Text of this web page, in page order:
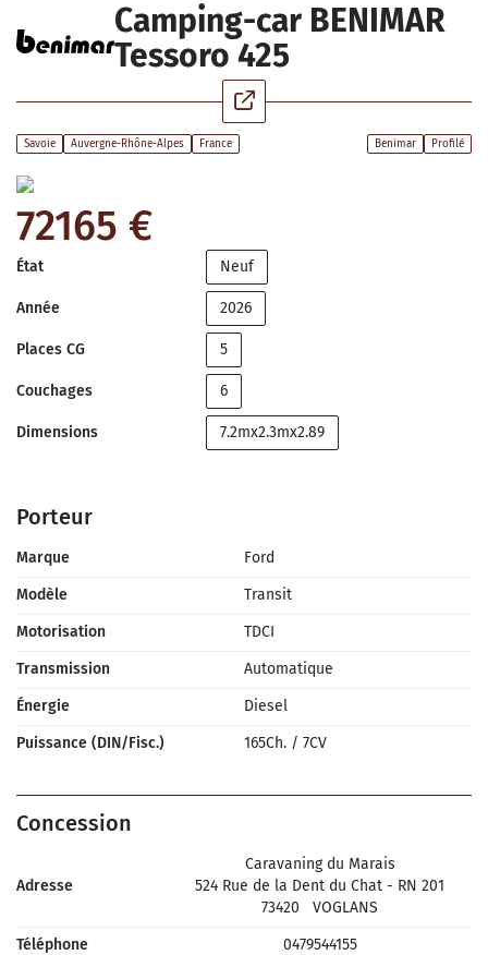
Camping-car BENIMAR
Tessoro 425
Savoie Auvergne-Rhône-Alpes France Benimar Profilé
72165 €
État Neuf
Année 2026
Places CG 5
Couchages 6
Dimensions 7.2mx2.3mx2.89
Porteur
Marque
Ford
Modèle
Transit
Motorisation
TDCI
Transmission
Automatique
Énergie
Diesel
Puissance (DIN/Fisc.)
165Ch. / 7CV
Concession
Adresse
Caravaning du Marais
524 Rue de la Dent du Chat - RN 201
73420
VOGLANS
Téléphone
0479544155